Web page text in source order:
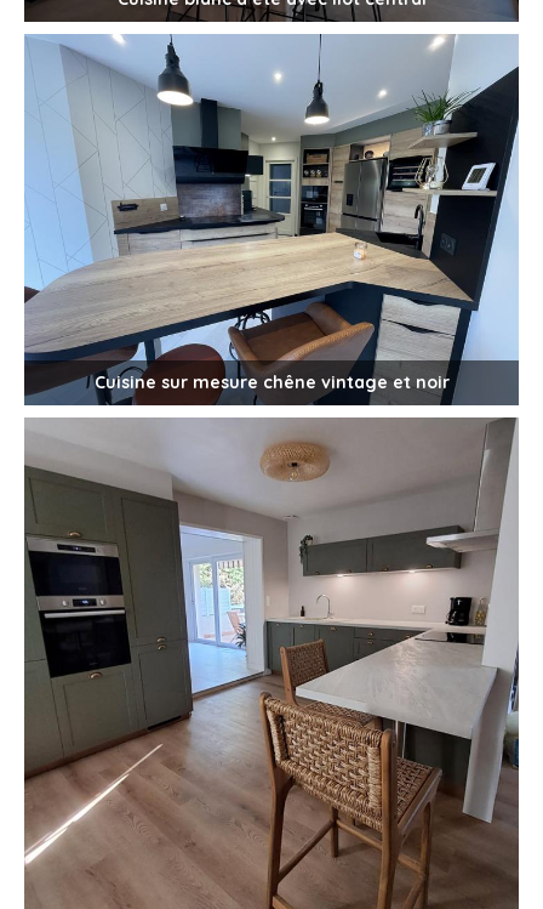
Cuisine sur mesure chêne vintage et noir